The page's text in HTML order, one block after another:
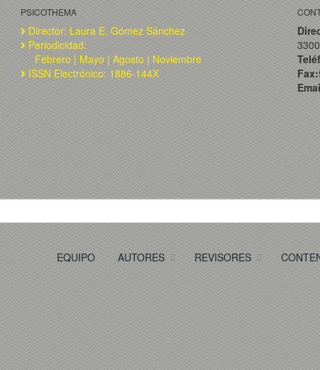
PSICOTHEMA
Director: Laura E. Gómez Sánchez
Periodicidad:
Febrero | Mayo | Agosto | Noviembre
ISSN Electrónico: 1886-144X
Fax:
EQUIPO AUTORES REVISORES